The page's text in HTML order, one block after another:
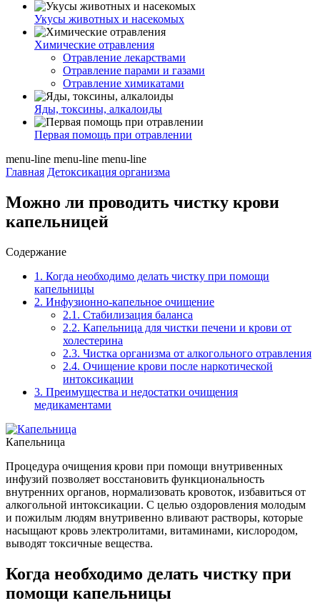
Укусы животных и насекомых
Химические отравления
Отравление лекарствами
Отравление парами и газами
Отравление химикатами
Яды, токсины, алкалоиды
Первая помощь при отравлении
menu-line menu-line menu-line
Главная Детоксикация организма
Можно ли проводить чистку крови
капельницей
Содержание
1. Когда необходимо делать чистку при помощи
капельницы
2. Инфузионно-капельное очищение
2.1. Стабилизация баланса
2.2. Капельница для чистки печени и крови от
холестерина
2.3. Чистка организма от алкогольного отравления
2.4. Очищение крови после наркотической
интоксикации
3. Преимущества и недостатки очищения
медикаментами
Капельница
Процедура очищения крови при помощи внутривенных
инфузий позволяет восстановить функциональность
внутренних органов, нормализовать кровоток, избавиться от
алкогольной интоксикации. С целью оздоровления молодым
и пожилым людям внутривенно вливают растворы, которые
насыщают кровь электролитами, витаминами, кислородом,
выводят токсичные вещества.
Когда необходимо делать чистку при
помощи капельницы